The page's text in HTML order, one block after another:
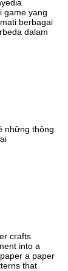
game yang
berbagai
dalam
những thông
crafts
into a
a paper
that